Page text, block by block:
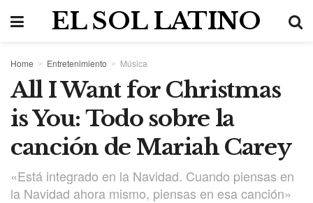
EL SOL LATINO
Home Entretenimiento Música
All I Want for Christmas
is You: Todo sobre la
canción de Mariah Carey
«Está integrado en la Navidad. Cuando piensas en
la Navidad ahora mismo, piensas en esa canción»